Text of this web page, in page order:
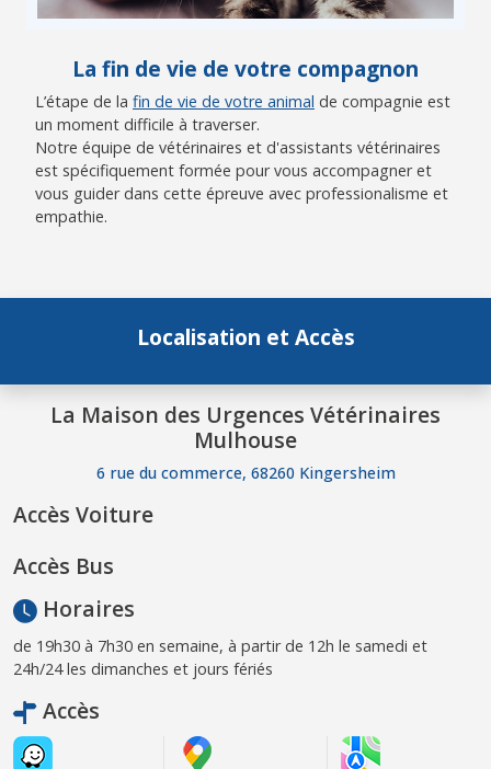
La fin de vie de votre compagnon
L’étape de la fin de vie de votre animal de compagnie est
un moment difficile à traverser.
Notre équipe de vétérinaires et d'assistants vétérinaires
est spécifiquement formée pour vous accompagner et
vous guider dans cette épreuve avec professionalisme et
empathie.
Localisation et Accès
La Maison des Urgences Vétérinaires
Mulhouse
6 rue du commerce, 68260 Kingersheim
Accès Voiture
Accès Bus
Horaires
de 19h30 à 7h30 en semaine, à partir de 12h le samedi et
24h/24 les dimanches et jours fériés
Accès